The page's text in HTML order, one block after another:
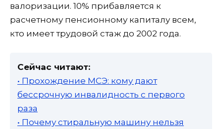
валоризации. 10% прибавляется к
расчетному пенсионному капиталу всем,
кто имеет трудовой стаж до 2002 года.
Сейчас читают:
• Прохождение МСЭ: кому дают
бессрочную инвалидность с первого
раза
• Почему стиральную машину нельзя